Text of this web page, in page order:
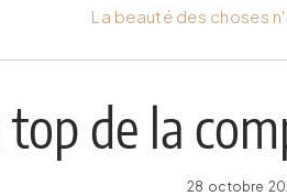
La beauté des choses
top de la
28 octobre